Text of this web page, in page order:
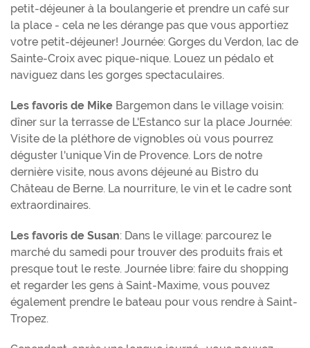
petit-déjeuner à la boulangerie et prendre un café sur
la place - cela ne les dérange pas que vous apportiez
votre petit-déjeuner! Journée: Gorges du Verdon, lac de
Sainte-Croix avec pique-nique. Louez un pédalo et
naviguez dans les gorges spectaculaires.
Les favoris de Mike Bargemon dans le village voisin:
dîner sur la terrasse de L'Estanco sur la place Journée:
Visite de la pléthore de vignobles où vous pourrez
déguster l'unique Vin de Provence. Lors de notre
dernière visite, nous avons déjeuné au Bistro du
Château de Berne. La nourriture, le vin et le cadre sont
extraordinaires.
Les favoris de Susan: Dans le village: parcourez le
marché du samedi pour trouver des produits frais et
presque tout le reste. Journée libre: faire du shopping
et regarder les gens à Saint-Maxime, vous pouvez
également prendre le bateau pour vous rendre à Saint-
Tropez.